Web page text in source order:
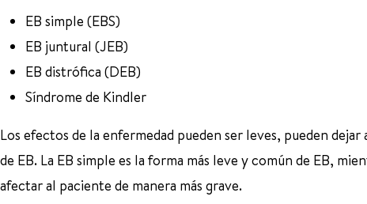
EB simple (EBS)
EB juntural (JEB)
EB distrófica (DEB)
Síndrome de Kindler
Los efectos de la enfermedad pueden ser leves, pueden
de EB. La EB simple es la forma más leve y común de EB,
afectar al paciente de manera más grave.